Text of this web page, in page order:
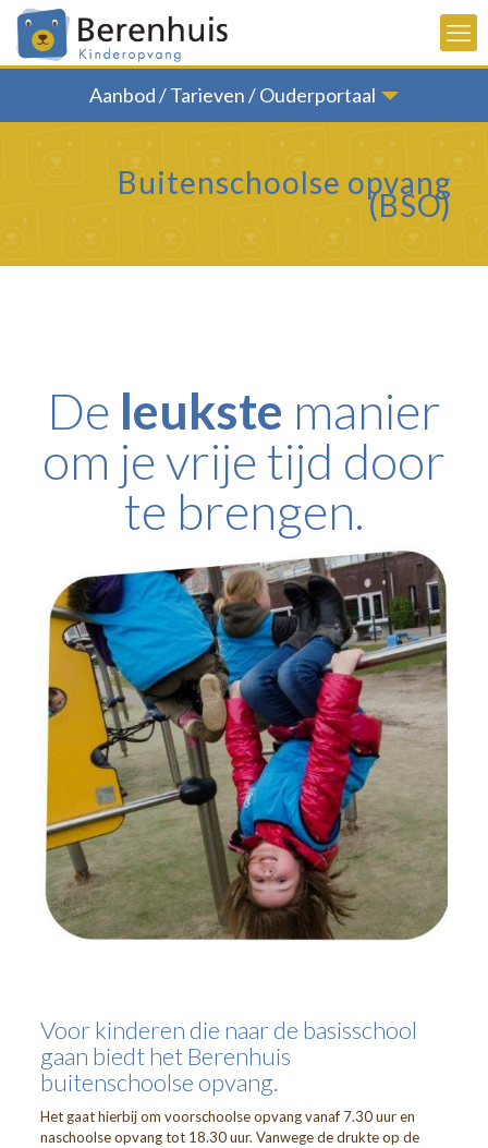
Aanbod / Tarieven / Ouderportaal
Buitenschoolse opvang
(BSO)
De leukste manier
om je vrije tijd door
te brengen.
Voor kinderen die naar de basisschool
gaan biedt het Berenhuis
buitenschoolse opvang.
Het gaat hierbij om voorschoolse opvang vanaf 7.30 uur en
naschoolse opvang tot 18.30 uur. Vanwege de drukte op de